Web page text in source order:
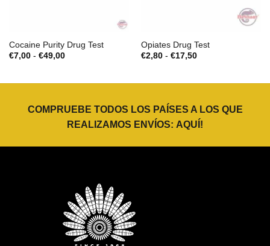
Cocaine Purity Drug Test
€7,00 - €49,00Rango
Opiates Drug Test
€2,80 - €17,50Rango
COMPRUEBE TODOS LOS PAÍSES A LOS QUE
REALIZAMOS ENVÍOS: AQUÍ !